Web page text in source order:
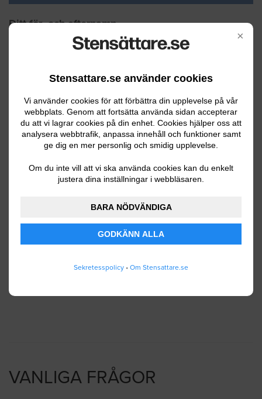
×
Stensattare.se använder cookies
Vi använder cookies för att förbättra din upplevelse på vår
webbplats. Genom att fortsätta använda sidan accepterar
du att vi lagrar cookies på din enhet. Cookies hjälper oss att
analysera webbtrafik, anpassa innehåll och funktioner samt
ge dig en mer personlig och smidig upplevelse.
Om du inte vill att vi ska använda cookies kan du enkelt
justera dina inställningar i webbläsaren.
BARA NÖDVÄNDIGA
GODKÄNN ALLA
Sekretesspolicy • Om Stensattare.se
Ditt för- och efternamn
Din e-postadress
Ditt telefonnummer
använder mina personuppgifter enligt
SKICKA IN
VANLIGA FRÅGOR